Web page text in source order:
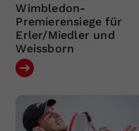
Wimbledon-
Premierensiege für
Erler/Miedler und
Weissborn